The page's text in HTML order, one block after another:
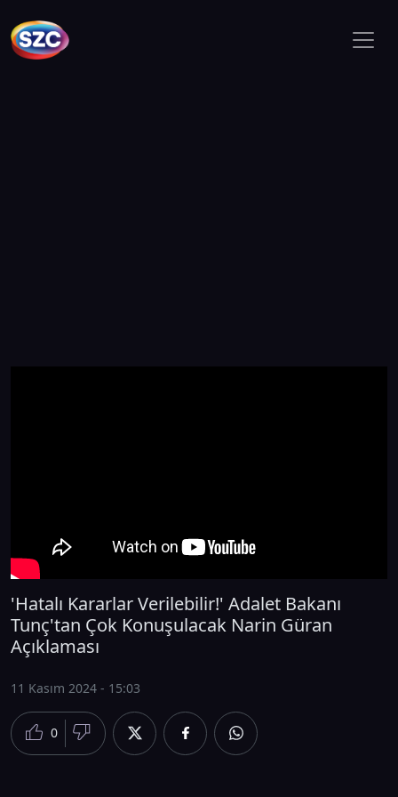
'Hatalı Kararlar Verilebilir!' Adalet Bakanı
Tunç'tan Çok Konuşulacak Narin Güran
Açıklaması
11 Kasım 2024 - 15:03
0